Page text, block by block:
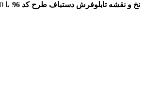
نخ و نقشه تابلوفرش دستباف طرح کد 96